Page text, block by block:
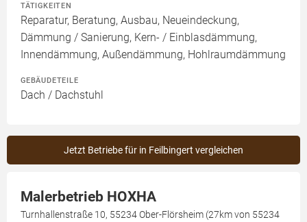
TÄTIGKEITEN
Reparatur, Beratung, Ausbau, Neueindeckung,
Dämmung / Sanierung, Kern- / Einblasdämmung,
Innendämmung, Außendämmung, Hohlraumdämmung
GEBÄUDETEILE
Dach / Dachstuhl
Jetzt Betriebe für in Feilbingert vergleichen
Malerbetrieb HOXHA
Turnhallenstraße 10, 55234 Ober-Flörsheim (27km von 55234